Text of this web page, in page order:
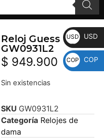
Reloj Guess Pixie
GW0931L2
$ 949.900
Sin existencias
SKU GW0931L2
Categoría Relojes de
dama
USD USD
COP COP